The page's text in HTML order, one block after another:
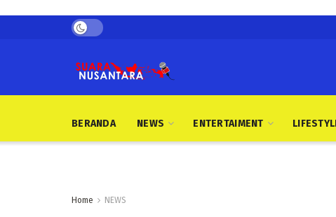
BERANDA NEWS ENTERTAIMENT
Home NEWS